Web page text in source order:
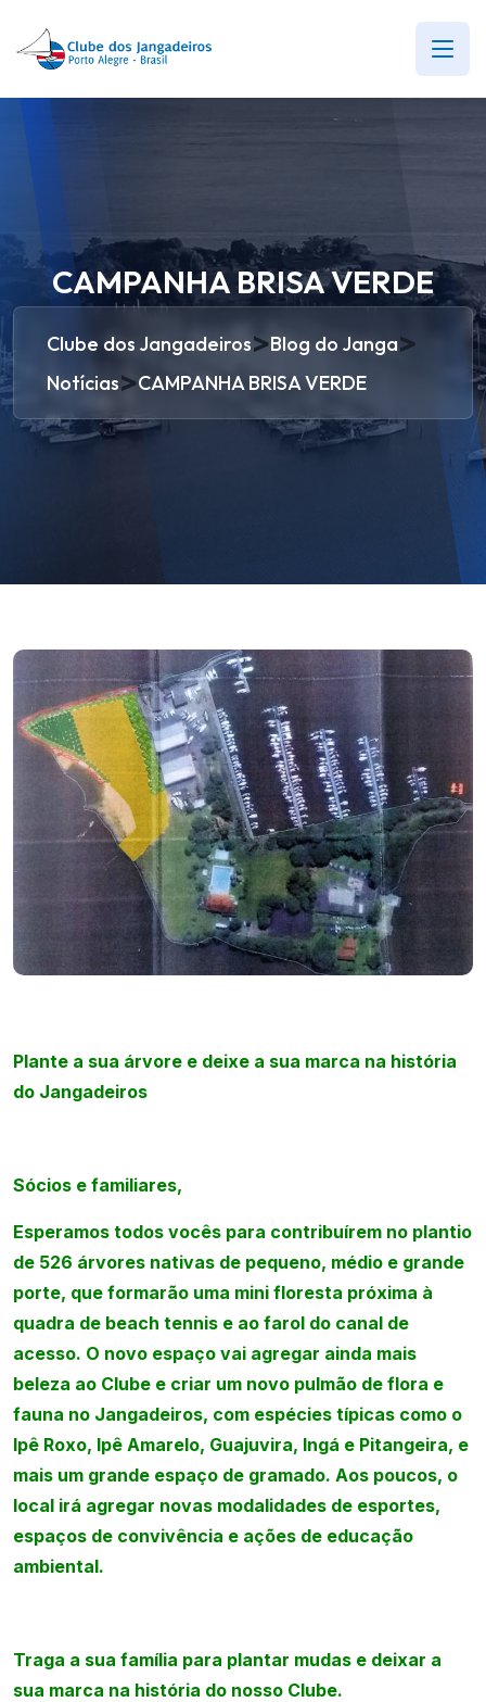
CAMPANHA BRISA VERDE
Clube dos Jangadeiros>Blog do Janga>
Notícias>CAMPANHA BRISA VERDE
Plante a sua árvore e deixe a sua marca na história
do Jangadeiros
Sócios e familiares,
Esperamos todos vocês para contribuírem no plantio
de 526 árvores nativas de pequeno, médio e grande
porte, que formarão uma mini floresta próxima à
quadra de beach tennis e ao farol do canal de
acesso. O novo espaço vai agregar ainda mais
beleza ao Clube e criar um novo pulmão de flora e
fauna no Jangadeiros, com espécies típicas como o
Ipê Roxo, Ipê Amarelo, Guajuvira, Ingá e Pitangeira, e
mais um grande espaço de gramado. Aos poucos, o
local irá agregar novas modalidades de esportes,
espaços de convivência e ações de educação
ambiental.
Traga a sua família para plantar mudas e deixar a
sua marca na história do nosso Clube.